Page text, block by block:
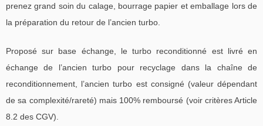
prenez grand soin du calage, bourrage papier et emballage lors de
la préparation du retour de l’ancien turbo.
Proposé sur base échange, le turbo reconditionné est livré en
échange de l’ancien turbo pour recyclage dans la chaîne de
reconditionnement, l’ancien turbo est consigné (valeur dépendant
de sa complexité/rareté) mais 100% remboursé (voir critères Article
8.2 des CGV).